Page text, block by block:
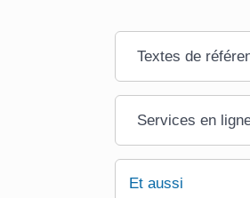
Textes de
Services en
Et aussi